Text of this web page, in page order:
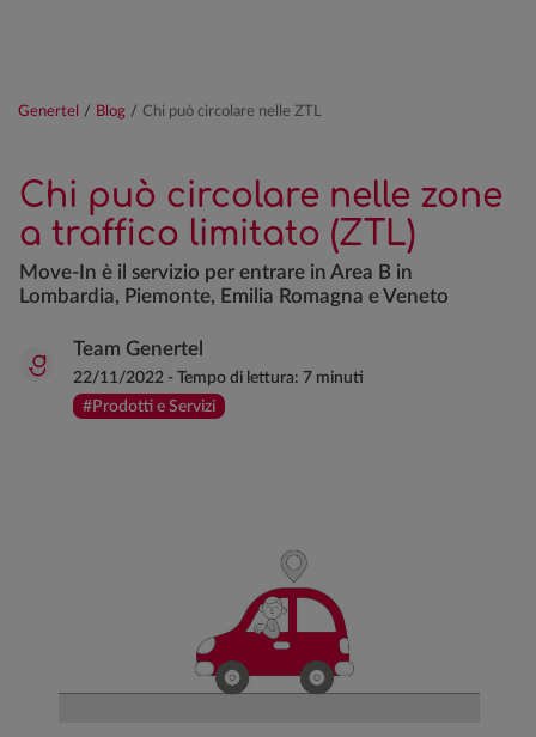
Genertel / Blog / Chi può circolare nelle ZTL
Chi può circolare nelle zone
a traffico limitato (ZTL)
Move-In è il servizio per entrare in Area B in
Lombardia, Piemonte, Emilia Romagna e Veneto
Team Genertel
#Prodotti e Servizi
22/11/2022 - Tempo di lettura: 7 minuti